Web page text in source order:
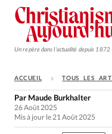
Un repère dans l'actualité depuis 1872
Monde
ACCUEIL TOUS LES
Par Maude Burkhalter
26 Août 2025
Mis à jour le 21 Août 2025